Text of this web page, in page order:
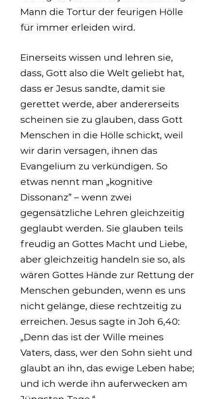
Mann die Tortur der feurigen Hölle
für immer erleiden wird.
Einerseits wissen und lehren sie,
dass‚ Gott also die Welt geliebt hat,
dass er Jesus sandte, damit sie
gerettet werde, aber andererseits
scheinen sie zu glauben, dass Gott
Menschen in die Hölle schickt, weil
wir darin versagen, ihnen das
Evangelium zu verkündigen. So
etwas nennt man „kognitive
Dissonanz” – wenn zwei
gegensätzliche Lehren gleichzeitig
geglaubt werden. Sie glauben teils
freudig an Gottes Macht und Liebe,
aber gleichzeitig handeln sie so, als
wären Gottes Hände zur Rettung der
Menschen gebunden, wenn es uns
nicht gelänge, diese rechtzeitig zu
erreichen. Jesus sagte inJoh 6,40:
„Denn das ist der Wille meines
Vaters, dass, wer den Sohn sieht und
glaubt an ihn, das ewige Leben habe;
und ich werde ihn auferwecken am